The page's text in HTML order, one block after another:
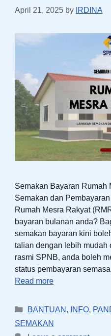
April 21, 2025 by IRDINA
Semakan Bayaran Rumah
Semakan dan
Rumah Mesra Rakyat
bayaran bulanan anda?
semakan bayaran kini
talian dengan lebih mudah
rasmi SPNB, anda boleh
status pembayaran
Read more
Categories
BANTUAN , INFO,
SEMAKAN